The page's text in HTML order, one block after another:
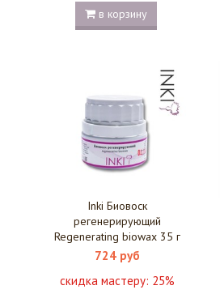
в корзину
Inki Биовоск
регенерирующий
Regenerating biowax 35 г
724 руб
скидка мастеру: 25%